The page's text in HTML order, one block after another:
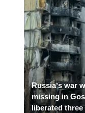
Russiaʼs war
missing in
liberated